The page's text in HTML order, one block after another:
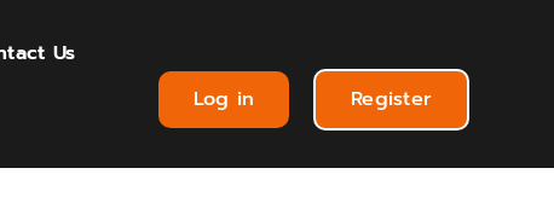
Us
Log in Register